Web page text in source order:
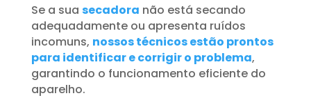
Se a sua secadora não está secando
adequadamente ou apresenta ruídos
incomuns, nossos técnicos estão prontos
para identificar e corrigir o problema,
garantindo o funcionamento eficiente do
aparelho.